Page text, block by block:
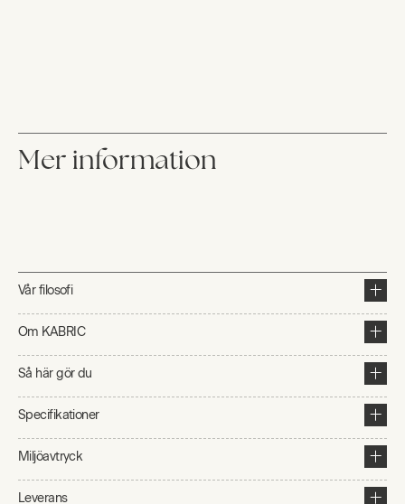
Mer information
Vår filosofi
Om KABRIC
Så här gör du
Specifikationer
Miljöavtryck
Leverans